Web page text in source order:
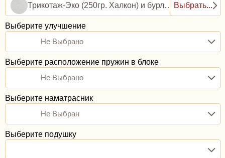
Трикотаж-Эко (250гр. Халкон) и бурлет рогожка (0,8ППУ)
Выбрать...
Выберите улучшение
Не Выбрано
Выберите расположение пружин в блоке
Не Выбрано
Выберите наматрасник
Не Выбран
Выберите подушку